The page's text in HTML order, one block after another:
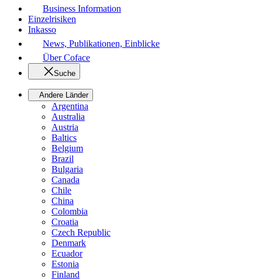
Business Information
Einzelrisiken
Inkasso
News, Publikationen, Einblicke
Über Coface
Suche
Andere Länder
Argentina
Australia
Austria
Baltics
Belgium
Brazil
Bulgaria
Canada
Chile
China
Colombia
Croatia
Czech Republic
Denmark
Ecuador
Estonia
Finland